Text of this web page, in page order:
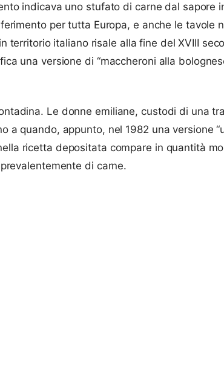
indicava uno stufato di carne dal sapore
per tutta Europa, e anche le tavole
italiano risale alla fine del XVIII
una versione di “maccheroni alla
Le donne emiliane, custodi di una
quando, appunto, nel 1982 una versione
ricetta depositata compare in quantità
di carne.